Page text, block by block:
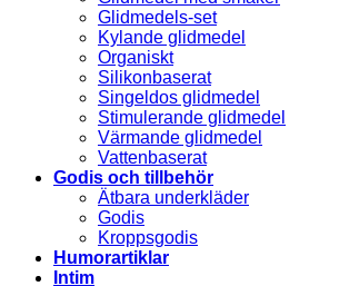
Glidmedels-set
Kylande glidmedel
Organiskt
Silikonbaserat
Singeldos glidmedel
Stimulerande glidmedel
Värmande glidmedel
Vattenbaserat
Godis och tillbehör
Ätbara underkläder
Godis
Kroppsgodis
Humorartiklar
Intim